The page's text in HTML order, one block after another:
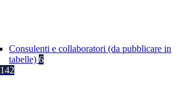
Consulenti e collaboratori (da pubblicare in
tabelle) 6
142